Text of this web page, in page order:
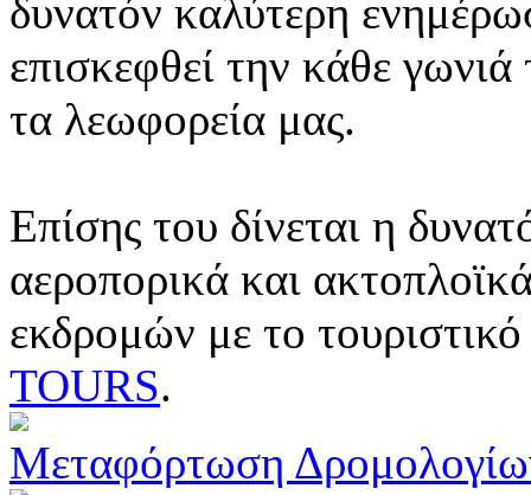
δυνατόν καλύτερη
επισκεφθεί την κάθε
τα λεωφορεία μας.
Επίσης του δίνεται η
αεροπορικά και
εκδρομών με το
TOURS.
Μεταφόρτωση